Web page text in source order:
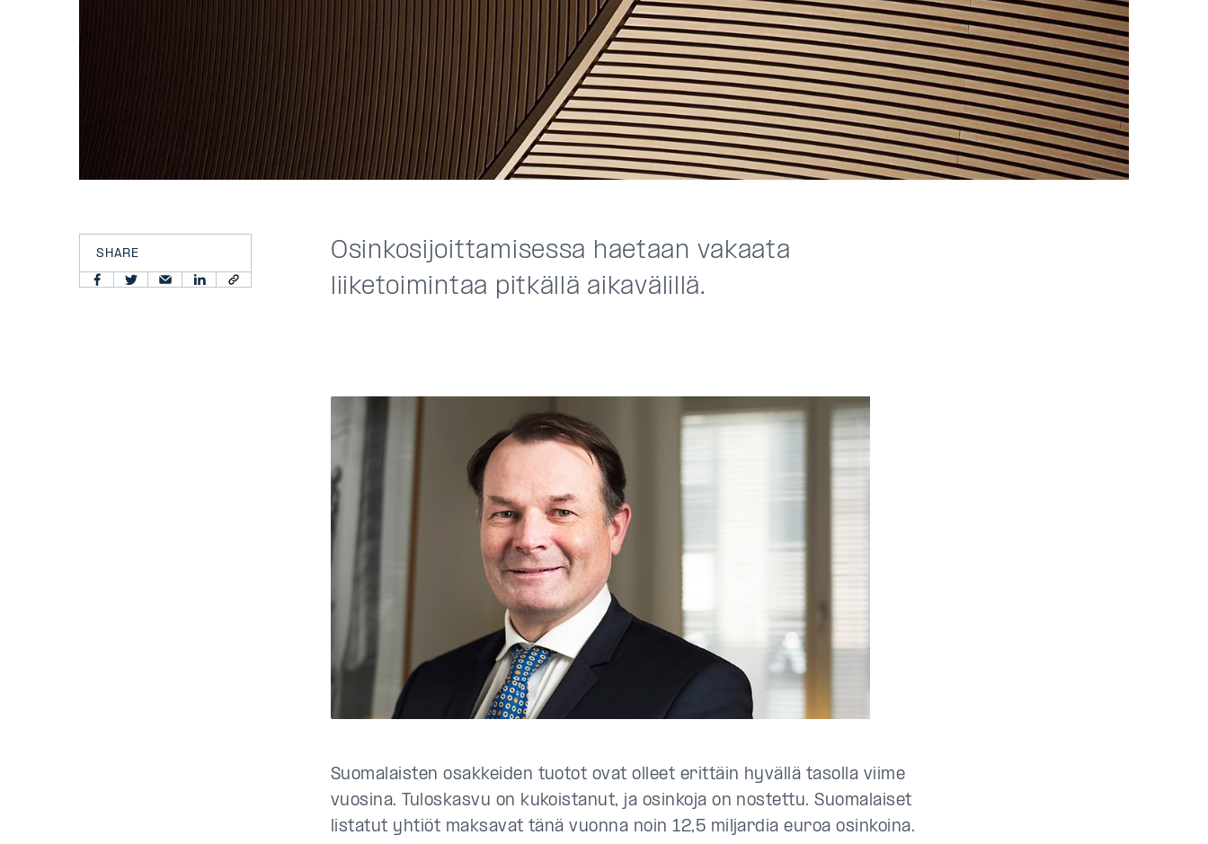
SHARE
Osinkosijoittamisessa haetaan vakaata
liiketoimintaa pitkällä aikavälillä.
Suomalaisten osakkeiden tuotot ovat olleet erittäin hyvällä tasolla viime
vuosina. Tuloskasvu on kukoistanut, ja osinkoja on nostettu. Suomalaiset
listatut yhtiöt maksavat tänä vuonna noin 12,5 miljardia euroa osinkoina.